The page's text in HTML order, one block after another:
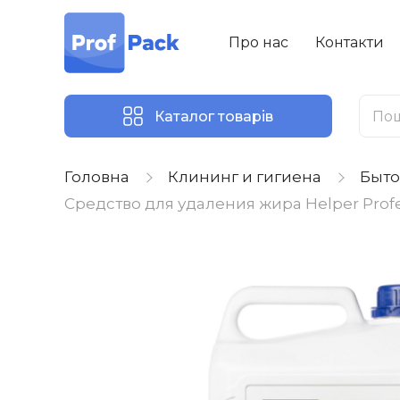
Про нас Контакти
Каталог товарів
Головна Клининг и гигиена
Средство для удаления жира Helper